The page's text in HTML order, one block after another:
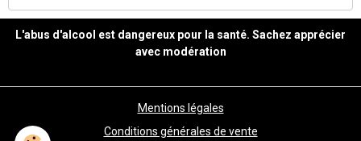
L'abus d'alcool est dangereux pour la santé. Sachez apprécier
avec modération
Mentions légales
Conditions générales de vente